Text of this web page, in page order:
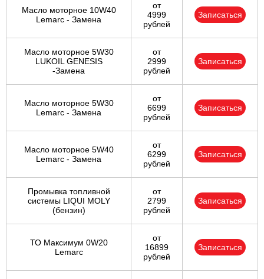
Масло моторное 10W40
Lemarc - Замена
от
4999
рублей
Записаться
Масло моторное 5W30
LUKOIL GENESIS
-Замена
от
2999
рублей
Записаться
Масло моторное 5W30
Lemarc - Замена
от
6699
рублей
Записаться
Масло моторное 5W40
Lemarc - Замена
от
6299
рублей
Записаться
Промывка топливной
системы LIQUI MOLY
(бензин)
от
2799
рублей
Записаться
ТО Максимум 0W20
Lemarc
от
16899
рублей
Записаться